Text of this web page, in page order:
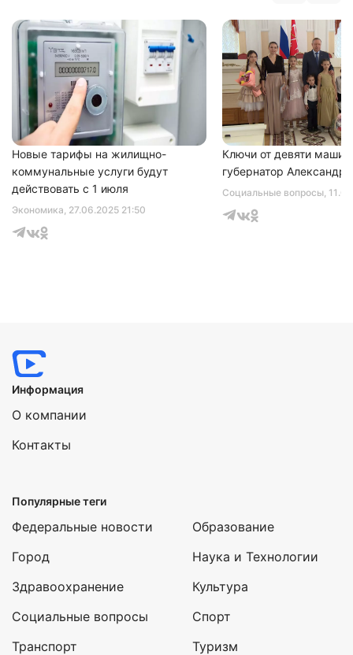
Экономика, 27.06.2025 21:50
Новые тарифы на жилищно-
коммунальные услуги будут
действовать с 1 июля
Социальные вопросы,
Ключи от девяти машин
губернатор Александр
соглашаетесь с
политикой конфиденциальности
Информация
О компании
Контакты
Популярные теги
Федеральные новости
Город
Здравоохранение
Социальные вопросы
Транспорт
Образование
Наука и Технологии
Культура
Спорт
Туризм